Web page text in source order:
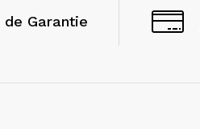
de Garantie